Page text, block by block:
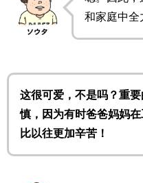
和家庭中全
这很可爱，不是吗？重
慎，因为有时爸爸妈妈
比以往更加辛苦！